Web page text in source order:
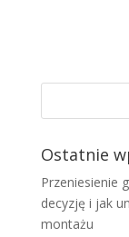
Ostatnie
Przeniesienie
decyzję i jak
montażu